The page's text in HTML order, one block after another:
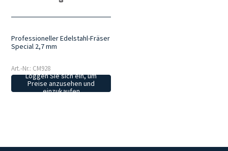
Professioneller Edelstahl-Fräser
Special 2,7 mm
Art.-Nr.: CM928
Loggen Sie sich ein, um
Preise anzusehen und
einzukaufen